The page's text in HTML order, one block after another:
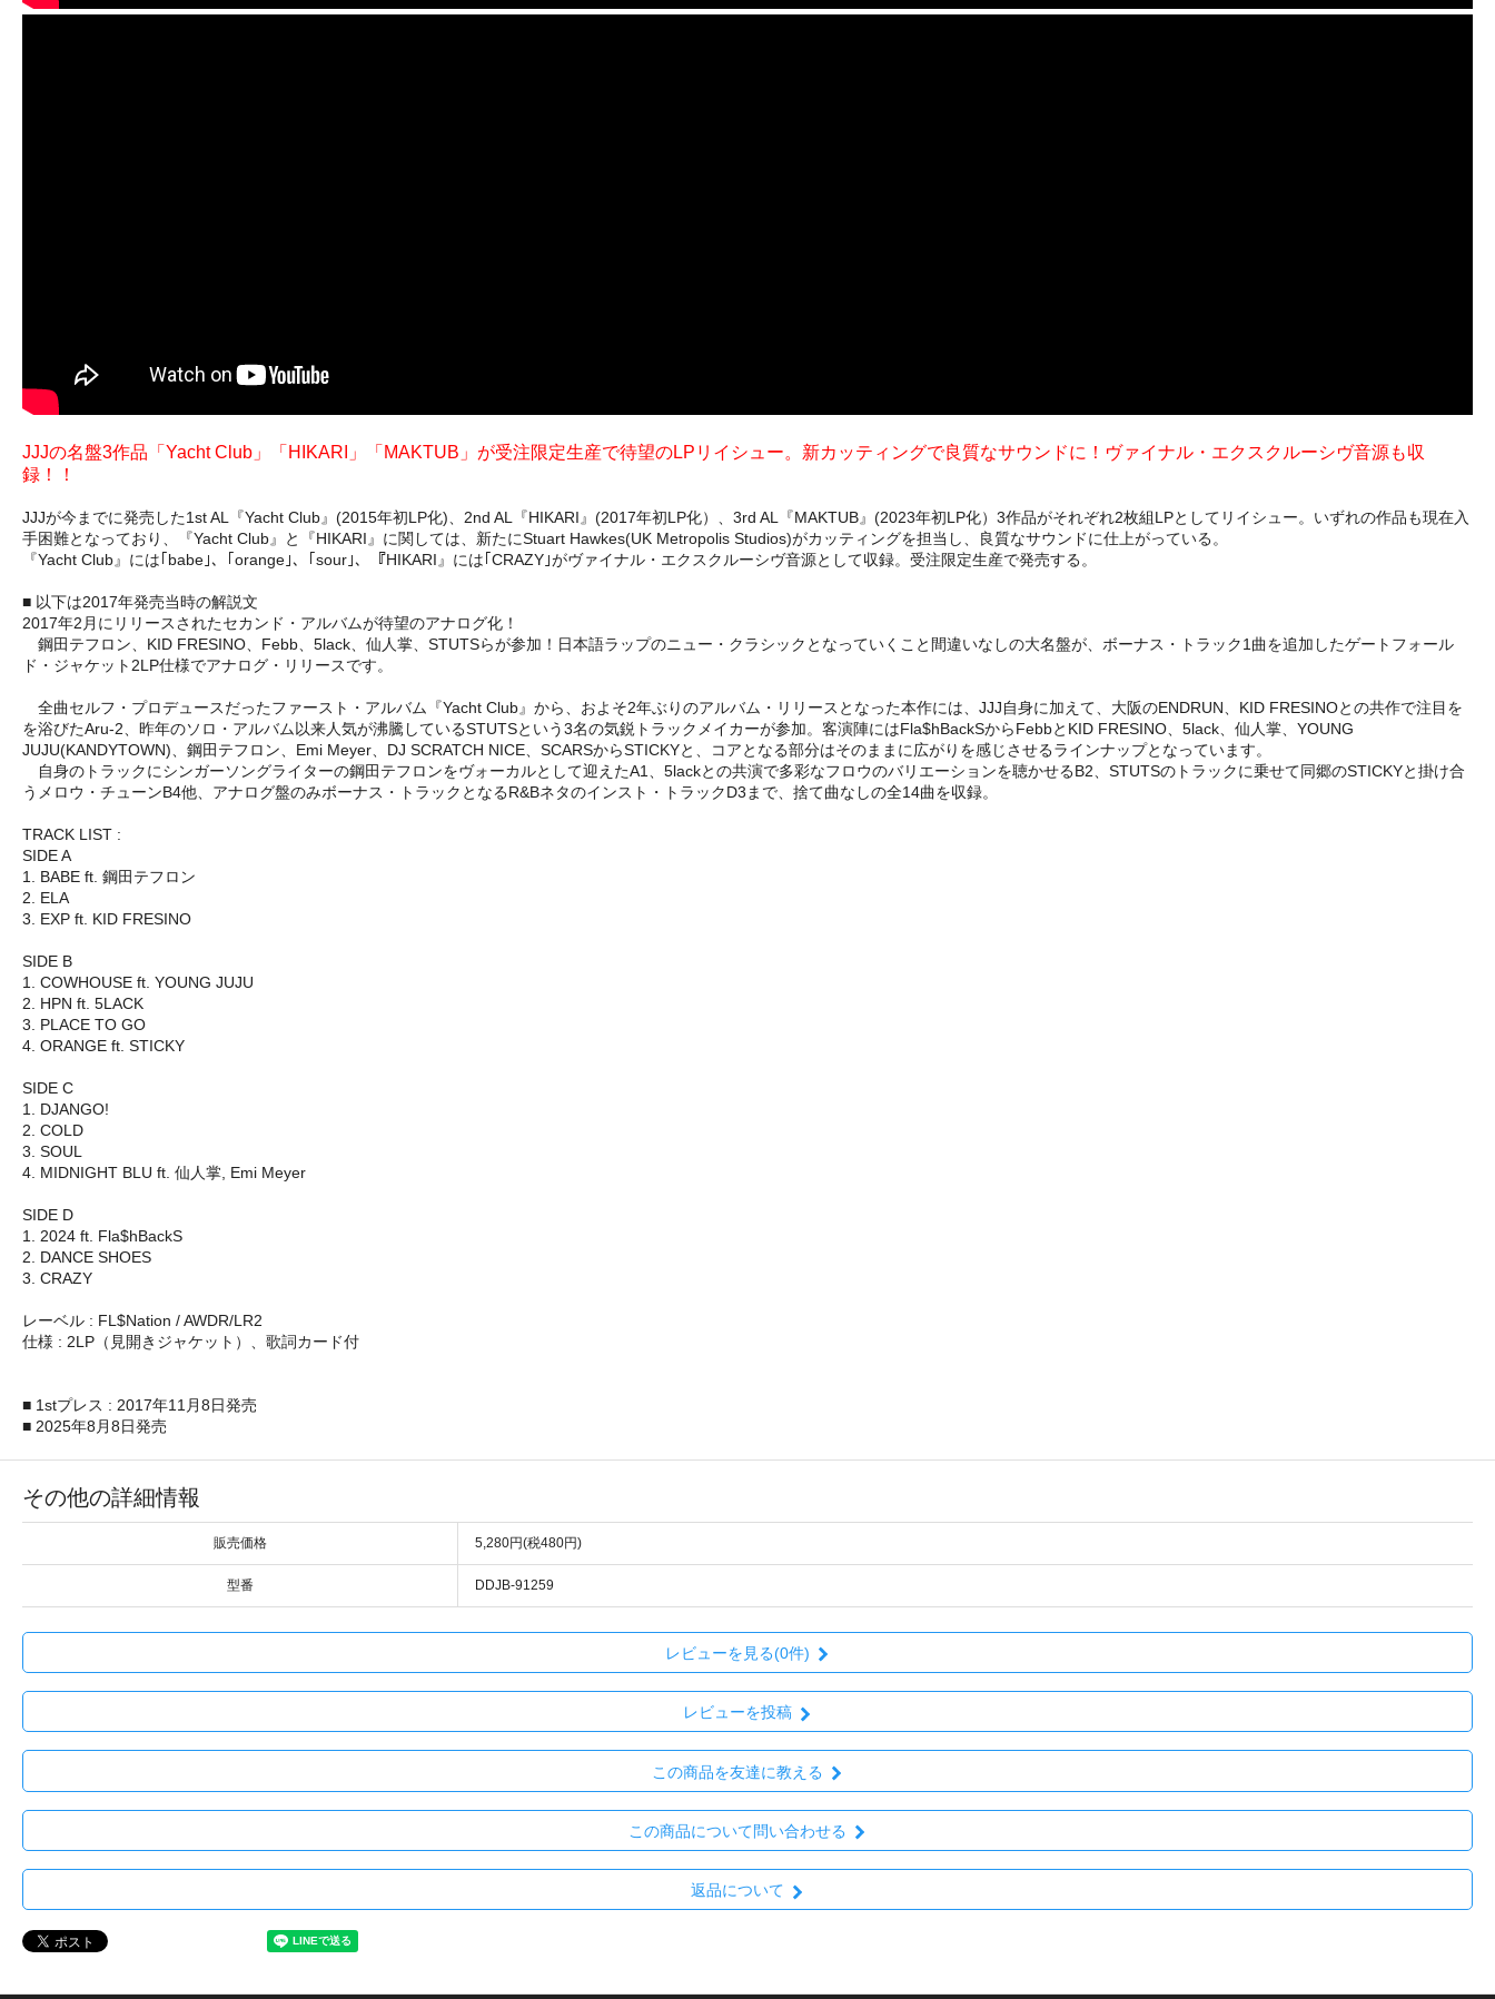
JJJの名盤3作品「Yacht Club」「HIKARI」「MAKTUB」が受注限定生産で待望のLPリイシュー。新カッティングで良質なサウンドに！ヴァイナル・エクスクルーシヴ音源も収
録！！
JJJが今までに発売した1st AL『Yacht Club』(2015年初LP化)、2nd AL『HIKARI』(2017年初LP化）、3rd AL『MAKTUB』(2023年初LP化）3作品がそれぞれ2枚組LPとしてリイシュー。いずれの作品も現在入
手困難となっており、『Yacht Club』と『HIKARI』に関しては、新たにStuart Hawkes(UK Metropolis Studios)がカッティングを担当し、良質なサウンドに仕上がっている。
『Yacht Club』には｢babe｣、｢orange｣、｢sour｣、『HIKARI』には｢CRAZY｣がヴァイナル・エクスクルーシヴ音源として収録。受注限定生産で発売する。
■ 以下は2017年発売当時の解説文
2017年2月にリリースされたセカンド・アルバムが待望のアナログ化！
鋼田テフロン、KID FRESINO、Febb、5lack、仙人掌、STUTSらが参加！日本語ラップのニュー・クラシックとなっていくこと間違いなしの大名盤が、ボーナス・トラック1曲を追加したゲートフォール
ド・ジャケット2LP仕様でアナログ・リリースです。
全曲セルフ・プロデュースだったファースト・アルバム『Yacht Club』から、およそ2年ぶりのアルバム・リリースとなった本作には、JJJ自身に加えて、大阪のENDRUN、KID FRESINOとの共作で注目を
を浴びたAru-2、昨年のソロ・アルバム以来人気が沸騰しているSTUTSという3名の気鋭トラックメイカーが参加。客演陣にはFla$hBackSからFebbとKID FRESINO、5lack、仙人掌、YOUNG
JUJU(KANDYTOWN)、鋼田テフロン、Emi Meyer、DJ SCRATCH NICE、SCARSからSTICKYと、コアとなる部分はそのままに広がりを感じさせるラインナップとなっています。
自身のトラックにシンガーソングライターの鋼田テフロンをヴォーカルとして迎えたA1、5lackとの共演で多彩なフロウのバリエーションを聴かせるB2、STUTSのトラックに乗せて同郷のSTICKYと掛け合
うメロウ・チューンB4他、アナログ盤のみボーナス・トラックとなるR&Bネタのインスト・トラックD3まで、捨て曲なしの全14曲を収録。
TRACK LIST :
SIDE A
1. BABE ft. 鋼田テフロン
2. ELA
3. EXP ft. KID FRESINO
SIDE B
1. COWHOUSE ft. YOUNG JUJU
2. HPN ft. 5LACK
3. PLACE TO GO
4. ORANGE ft. STICKY
SIDE C
1. DJANGO!
2. COLD
3. SOUL
4. MIDNIGHT BLU ft. 仙人掌, Emi Meyer
SIDE D
1. 2024 ft. Fla$hBackS
2. DANCE SHOES
3. CRAZY
レーベル : FL$Nation / AWDR/LR2
仕様 : 2LP（見開きジャケット）、歌詞カード付
■ 1stプレス : 2017年11月8日発売
■ 2025年8月8日発売
その他の詳細情報
販売価格 5,280円(税480円)
型番 DDJB-91259
レビューを見る(0件)
レビューを投稿
この商品を友達に教える
この商品について問い合わせる
返品について